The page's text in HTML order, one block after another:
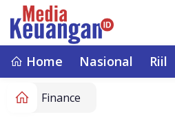
Home Nasional Riil
Finance